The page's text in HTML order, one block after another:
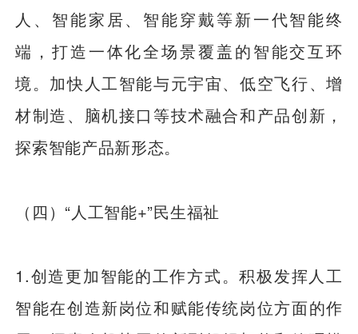
人、智能家居、智能穿戴等新一代智能终
端，打造一体化全场景覆盖的智能交互环
境。加快人工智能与元宇宙、低空飞行、增
材制造、脑机接口等技术融合和产品创新，
探索智能产品新形态。
（四）“人工智能+”民生福祉
1.创造更加智能的工作方式。积极发挥人工
智能在创造新岗位和赋能传统岗位方面的作